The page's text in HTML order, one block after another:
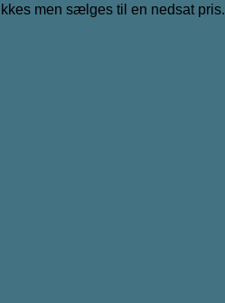
men sælges til en nedsat pris.